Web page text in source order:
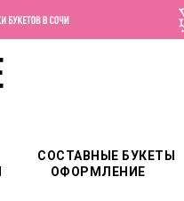
СОСТАВНЫЕ БУКЕТЫ
ОФОРМЛЕНИЕ